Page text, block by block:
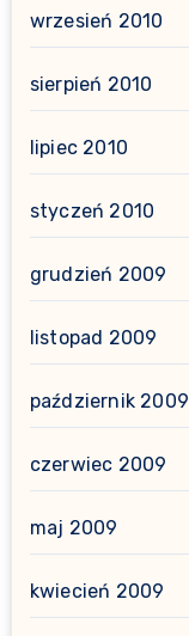
wrzesień 2010
sierpień 2010
lipiec 2010
styczeń 2010
grudzień 2009
listopad 2009
październik 2009
czerwiec 2009
maj 2009
kwiecień 2009